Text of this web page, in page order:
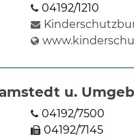
04192/1210
u.
04192/7500
04192/7145